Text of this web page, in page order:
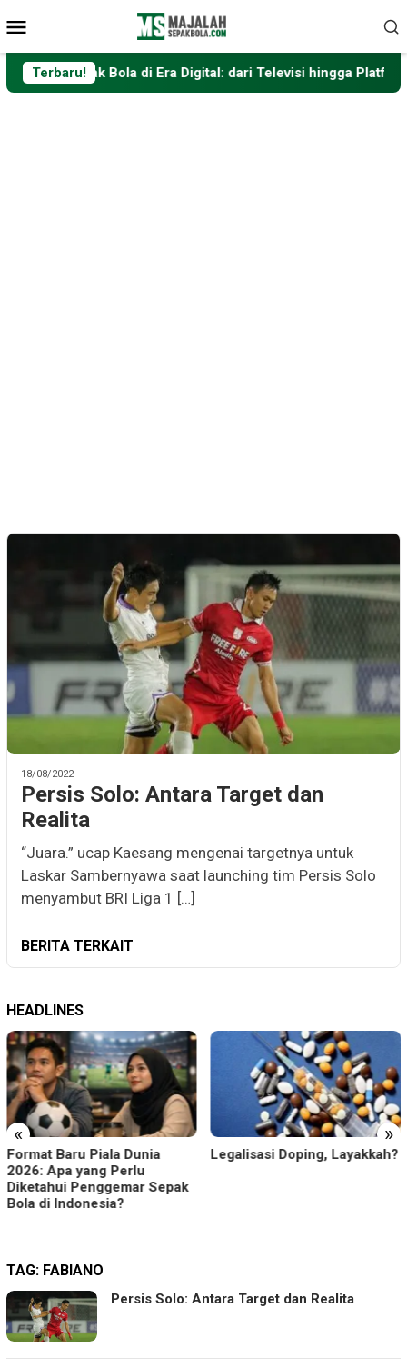
ke
kontenMobile
Terbaru!
Bola di Era Digital: dari Televisi hingga Platform
18/08/2022
Persis Solo: Antara Target dan
Realita
“Juara.” ucap Kaesang mengenai targetnya untuk
Laskar Sambernyawa saat launching tim Persis Solo
menyambut BRI Liga 1 […]
BERITA TERKAIT
HEADLINES
« »
Format Baru Piala Dunia
2026: Apa yang Perlu
Diketahui Penggemar Sepak
Bola di Indonesia?
Legalisasi Doping, Layakkah?
TAG: FABIANO
Persis Solo: Antara Target dan Realita